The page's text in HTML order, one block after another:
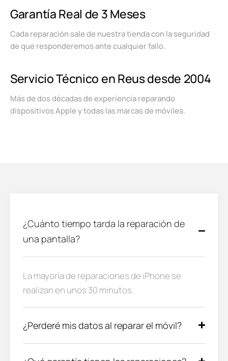
Garantía Real de 3 Meses
Cada reparación sale de nuestra tienda con la seguridad
de que responderemos ante cualquier fallo.
Servicio Técnico en Reus desde 2004
Más de dos décadas de experiencia reparando
dispositivos Apple y todas las marcas de móviles.
¿Cuánto tiempo tarda la reparación de
una pantalla?
La mayoría de reparaciones de iPhone se
realizan en unos 30 minutos.
¿Perderé mis datos al reparar el móvil?